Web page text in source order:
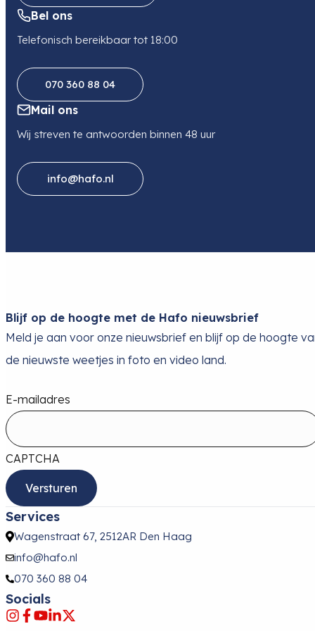
Bel ons
Telefonisch bereikbaar tot 18:00
070 360 88 04
Mail ons
Wij streven te antwoorden binnen 48 uur
info@hafo.nl
Blijf op de hoogte met de Hafo nieuwsbrief
Meld je aan voor onze nieuwsbrief en blijf op de hoogte
de nieuwste weetjes in foto en video land.
E-mailadres
CAPTCHA
Services
Wagenstraat 67, 2512AR Den Haag
info@hafo.nl
070 360 88 04
Socials